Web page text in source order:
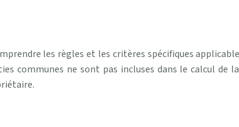
les règles et les critères spécifiques
communes ne sont pas incluses dans le calcul de